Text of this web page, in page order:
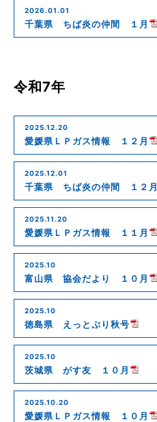
2026.01.01
千葉県 ちば炎の仲間 １月
令和7年
2025.12.20
愛媛県ＬＰガス情報 １２月
2025.12.01
千葉県 ちば炎の仲間 １２月
2025.11.20
愛媛県ＬＰガス情報 １１月
2025.10
富山県 協会だより １０月
2025.10
徳島県 えっとぷり秋号
2025.10
茨城県 がす友 １０月
2025.10.20
愛媛県ＬＰガス情報 １０月